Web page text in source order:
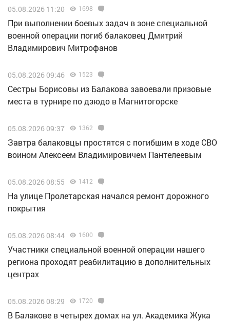
05.08.2026 11:20 1698
При выполнении боевых задач в зоне специальной
военной операции погиб балаковец Дмитрий
Владимирович Митрофанов
05.08.2026 09:46 1523
Сестры Борисовы из Балакова завоевали призовые
места в турнире по дзюдо в Магнитогорске
05.08.2026 09:37 1362
Завтра балаковцы простятся с погибшим в ходе СВО
воином Алексеем Владимировичем Пантелеевым
05.08.2026 08:55 1412
На улице Пролетарская начался ремонт дорожного
покрытия
05.08.2026 08:44 1600
Участники специальной военной операции нашего
региона проходят реабилитацию в дополнительных
центрах
05.08.2026 08:29 1720
В Балакове в четырех домах на ул. Академика Жука